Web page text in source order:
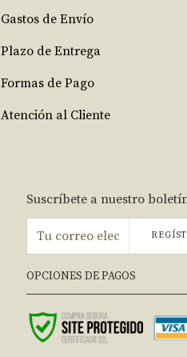
Gastos de Envío
Plazo de Entrega
Formas de Pago
Atención al Cliente
Suscríbete a nuestro
OPCIONES DE PAGOS